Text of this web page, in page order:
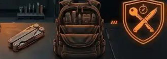
Рівне